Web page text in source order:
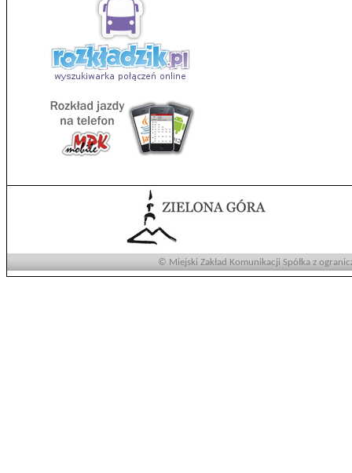
© Miejski Zakład Komunikacji Spółka z